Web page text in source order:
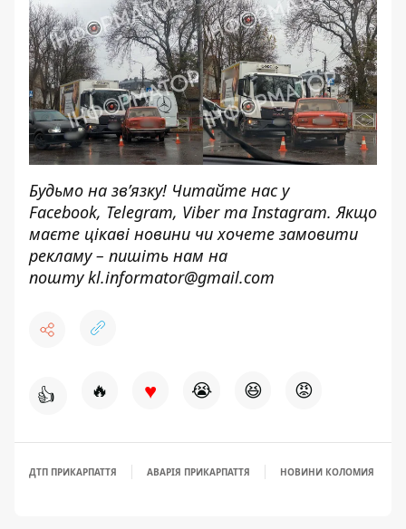
Будьмо на зв’язку! Читайте нас у
Facebook, Telegram, ViberтаInstagram. Якщо
маєте цікаві новини чи хочете замовити
рекламу – пишіть нам на
поштуkl.informator@gmail.com
👍 🔥 ♥ 😭 😆 😡
ДТП ПРИКАРПАТТЯ АВАРІЯ ПРИКАРПАТТЯ НОВИНИ КОЛОМИЯ